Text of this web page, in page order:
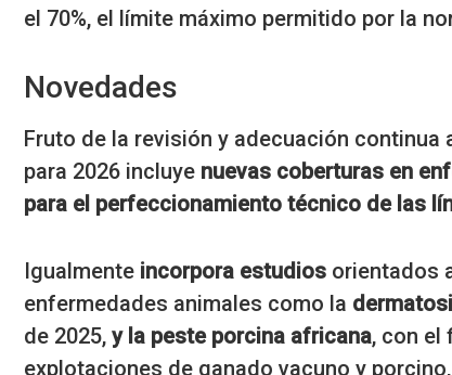
el 70%, el límite máximo permitido por la
Novedades
Fruto de la revisión y adecuación
para 2026 incluye nuevas coberturas en
para el perfeccionamiento técnico de las
Igualmente incorpora estudios orientados
enfermedades animales como la
de 2025, y la peste porcina africana, con el
explotaciones de ganado vacuno y